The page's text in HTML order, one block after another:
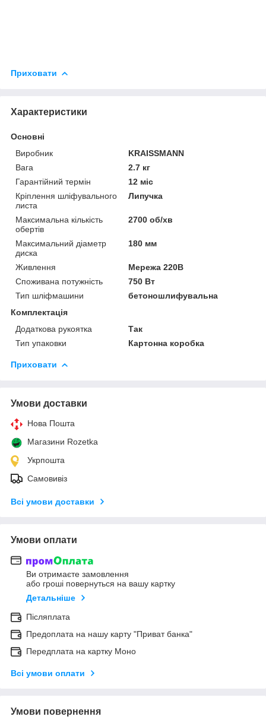
Приховати
Характеристики
Основні
Виробник
KRAISSMANN
Вага
2.7 кг
Гарантійний термін
12 міс
Кріплення шліфувального
листа
Липучка
Максимальна кількість
обертів
2700 об/хв
Максимальний діаметр
диска
180 мм
Живлення
Мережа 220В
Споживана потужність
750 Вт
Тип шліфмашини
бетоношлифувальна
Комплектація
Додаткова рукоятка
Так
Тип упаковки
Картонна коробка
Приховати
Умови доставки
Нова Пошта
Магазини Rozetka
Укрпошта
Самовивіз
Всі умови доставки
Умови оплати
Ви отримаєте замовлення
або гроші повернуться на вашу картку
Детальніше
Післяплата
Предоплата на нашу карту "Приват банка"
Передплата на картку Моно
Всі умови оплати
Умови повернення